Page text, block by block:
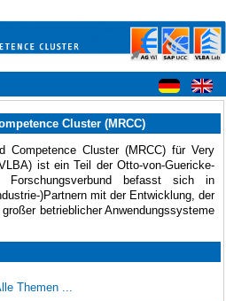
Cluster (MRCC)
Competence Cluster (MRCC) für Very
ist ein Teil der Otto-von-Guericke-
Forschungsverbund befasst sich in
)Partnern mit der Entwicklung, der
betrieblicher Anwendungssysteme
Themen ...